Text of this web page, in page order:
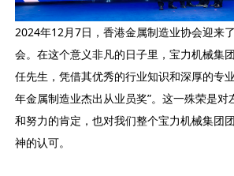
2024年12月7日，香港金属制造业协会迎来
会。在这个意义非凡的日子里，宝力机械集
任先生，凭借其优秀的行业知识和深厚的专
年金属制造业杰出从业员奖”。这一殊荣是对
和努力的肯定，也对我们整个宝力机械集团
神的认可。